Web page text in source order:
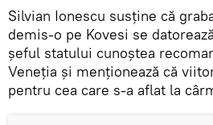
Silvian Ionescu susţine că
demis-o pe Kovesi se
şeful statului cunoştea
Veneţia şi menţionează că
pentru cea care s-a aflat la